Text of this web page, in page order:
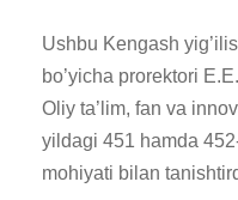
Ushbu Kengash
bo’yicha prorektori
Oliy ta’lim, fan va
yildagi 451 hamda
mohiyati bilan